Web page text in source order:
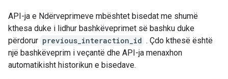
API-ja e Ndërveprimeve mbështet bisedat me shumë
kthesa duke i lidhur bashkëveprimet së bashku duke
përdorur previous_interaction_id . Çdo kthesë është
një bashkëveprim i veçantë dhe API-ja menaxhon
automatikisht historikun e bisedave.